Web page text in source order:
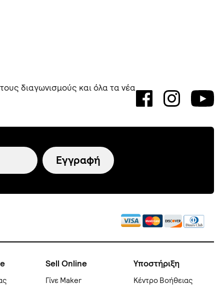
διαγωνισμούς και όλα τα νέα
Εγγραφή
Sell Online
Γίνε Maker
Υποστήριξη
Kέντρο Βοήθειας